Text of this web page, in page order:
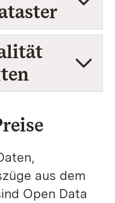
aus dem
Open Data